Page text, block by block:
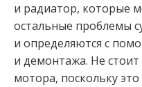
и радиатор, которые
остальные проблемы
и определяются с
и демонтажа. Не
мотора, поскольку